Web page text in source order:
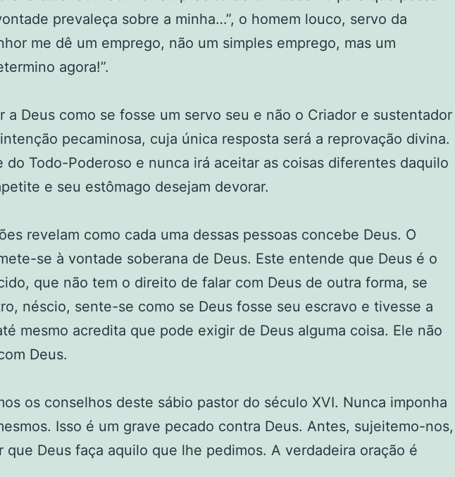
prevaleça sobre a minha…”, o homem louco, servo da
me dê um emprego, não um simples emprego, mas um
agora!”.
Deus como se fosse um servo seu e não o Criador e sustentador
pecaminosa, cuja única resposta será a reprovação divina.
Todo-Poderoso e nunca irá aceitar as coisas diferentes daquilo
e seu estômago desejam devorar.
revelam como cada uma dessas pessoas concebe Deus. O
se à vontade soberana de Deus. Este entende que Deus é o
que não tem o direito de falar com Deus de outra forma, se
néscio, sente-se como se Deus fosse seu escravo e tivesse a
mesmo acredita que pode exigir de Deus alguma coisa. Ele não
Deus.
os conselhos deste sábio pastor do século XVI. Nunca imponha
Isso é um grave pecado contra Deus. Antes, sujeitemo-nos,
Deus faça aquilo que lhe pedimos. A verdadeira oração é